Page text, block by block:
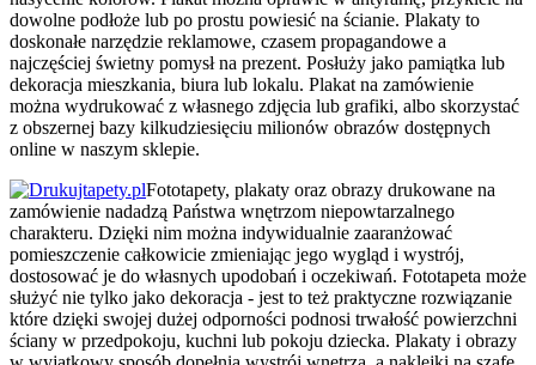
dowolne podłoże lub po prostu powiesić na ścianie. Plakaty to
doskonałe narzędzie reklamowe, czasem propagandowe a
najczęściej świetny pomysł na prezent. Posłuży jako pamiątka lub
dekoracja mieszkania, biura lub lokalu. Plakat na zamówienie
można wydrukować z własnego zdjęcia lub grafiki, albo skorzystać
z obszernej bazy kilkudziesięciu milionów obrazów dostępnych
online w naszym sklepie.
Fototapety, plakaty oraz obrazy drukowane na
zamówienie nadadzą Państwa wnętrzom niepowtarzalnego
charakteru. Dzięki nim można indywidualnie zaaranżować
pomieszczenie całkowicie zmieniając jego wygląd i wystrój,
dostosować je do własnych upodobań i oczekiwań. Fototapeta może
służyć nie tylko jako dekoracja - jest to też praktyczne rozwiązanie
które dzięki swojej dużej odporności podnosi trwałość powierzchni
ściany w przedpokoju, kuchni lub pokoju dziecka. Plakaty i obrazy